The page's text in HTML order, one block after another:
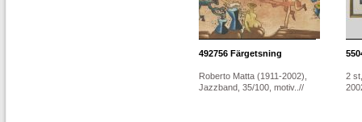
492756 Färgetsning
Roberto Matta (1911-2002),
Jazzband, 35/100, motiv..//
2